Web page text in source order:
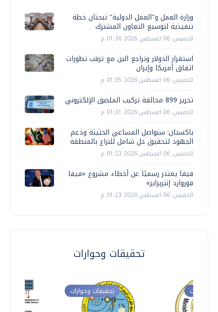
وزارة العمل و"العمل الدولية" تبحثان خطة
تنفيذية لتوسيع التعاون المشترك
الخميس، 06 اغسطس 2026 01:36 م
استقرار الدولار وتراجع الين مع ترقب تطورات
اتفاق أمريكا وإيران
الخميس، 06 اغسطس 2026 01:35 م
تحرير 899 مخالفة تركيب الملصق الإلكتروني
الخميس، 06 اغسطس 2026 01:31 م
باكستان: سنواصل المساعي الحثيثة ودعم
الجهود لتحقيق حل شامل للنزاع بالمنطقة
الخميس، 06 اغسطس 2026 01:23 م
فيفا يعتذر رسميًا عن أخطاء مشروع «فيفا
فوروارد إنتربرايز»
الخميس، 06 اغسطس 2026 01:23 م
تحقيقات وحوارات
تحقيقات وحوارات وحوارات